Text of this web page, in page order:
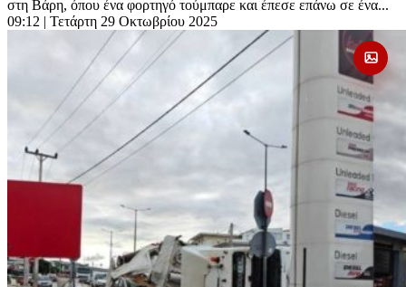
στη Βάρη, όπου ένα φορτηγό τούμπαρε και έπεσε επάνω σε ένα...
09:12 | Τετάρτη 29 Οκτωβρίου 2025